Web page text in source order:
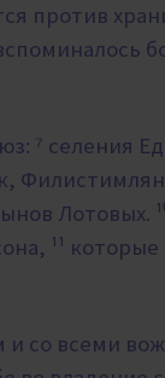
против
⁷ селения
Лотовых.
¹¹
и со всеми